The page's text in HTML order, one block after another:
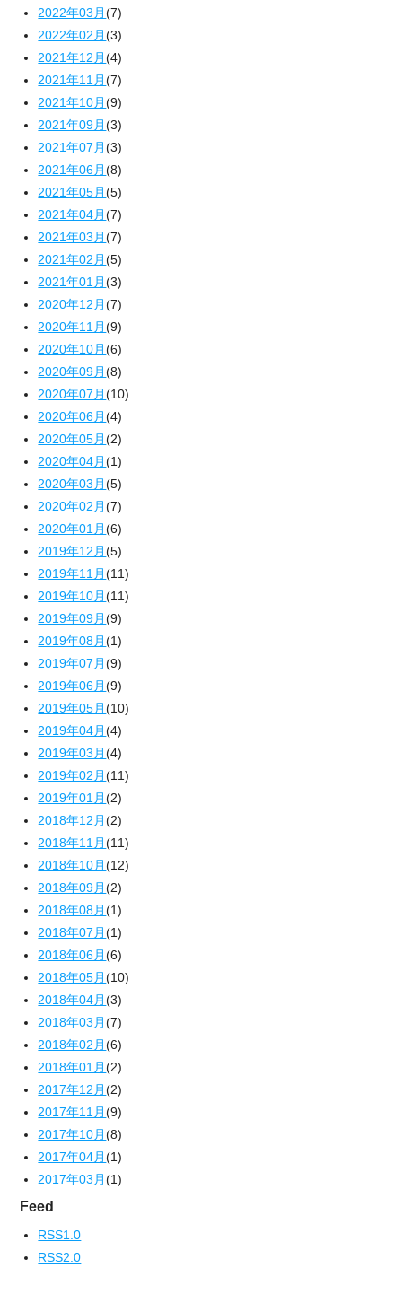
2022年03月(7)
2022年02月(3)
2021年12月(4)
2021年11月(7)
2021年10月(9)
2021年09月(3)
2021年07月(3)
2021年06月(8)
2021年05月(5)
2021年04月(7)
2021年03月(7)
2021年02月(5)
2021年01月(3)
2020年12月(7)
2020年11月(9)
2020年10月(6)
2020年09月(8)
2020年07月(10)
2020年06月(4)
2020年05月(2)
2020年04月(1)
2020年03月(5)
2020年02月(7)
2020年01月(6)
2019年12月(5)
2019年11月(11)
2019年10月(11)
2019年09月(9)
2019年08月(1)
2019年07月(9)
2019年06月(9)
2019年05月(10)
2019年04月(4)
2019年03月(4)
2019年02月(11)
2019年01月(2)
2018年12月(2)
2018年11月(11)
2018年10月(12)
2018年09月(2)
2018年08月(1)
2018年07月(1)
2018年06月(6)
2018年05月(10)
2018年04月(3)
2018年03月(7)
2018年02月(6)
2018年01月(2)
2017年12月(2)
2017年11月(9)
2017年10月(8)
2017年04月(1)
2017年03月(1)
Feed
RSS1.0
RSS2.0